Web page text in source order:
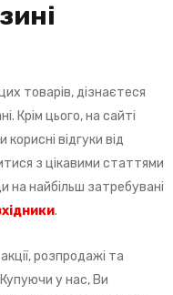
товарів, дізнаєтеся
Крім цього, на сайті
відгуки від
з цікавими статтями
на найбільш затребувані
.
розпродажі та
у нас, Ви